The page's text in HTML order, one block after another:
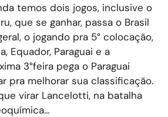
temos dois jogos, inclusive o
que se ganhar, passa o Brasil
o jogando pra 5° colocação,
Equador, Paraguai e a
3°feira pega o Paraguai
pra melhorar sua classificação.
virar Lancelotti, na batalha